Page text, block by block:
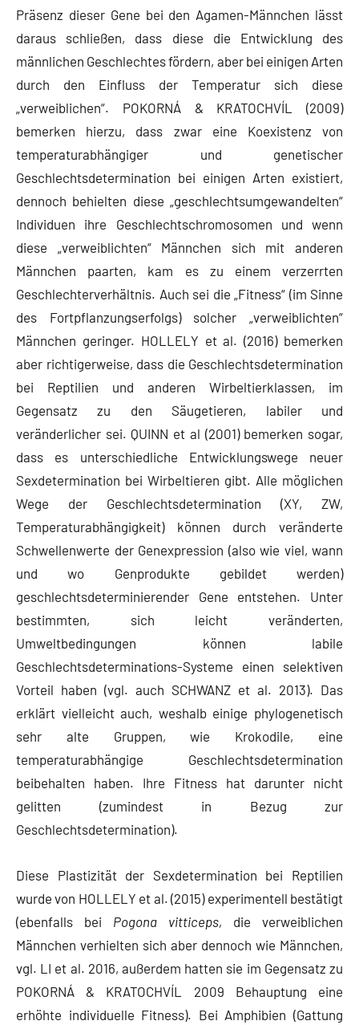
Präsenz dieser Gene bei den Agamen-Männchen lässt
daraus schließen, dass diese die Entwicklung des
männlichen Geschlechtes fördern, aber bei einigen Arten
durch den Einfluss der Temperatur sich diese
„verweiblichen“. POKORNÁ & KRATOCHVÍL (2009)
bemerken hierzu, dass zwar eine Koexistenz von
temperaturabhängiger und genetischer
Geschlechtsdetermination bei einigen Arten existiert,
dennoch behielten diese „geschlechtsumgewandelten“
Individuen ihre Geschlechtschromosomen und wenn
diese „verweiblichten“ Männchen sich mit anderen
Männchen paarten, kam es zu einem verzerrten
Geschlechterverhältnis. Auch sei die „Fitness“ (im Sinne
des Fortpflanzungserfolgs) solcher „verweiblichten“
Männchen geringer. HOLLELY et al. (2016) bemerken
aber richtigerweise, dass die Geschlechtsdetermination
bei Reptilien und anderen Wirbeltierklassen, im
Gegensatz zu den Säugetieren, labiler und
veränderlicher sei. QUINN et al (2001) bemerken sogar,
dass es unterschiedliche Entwicklungswege neuer
Sexdetermination bei Wirbeltieren gibt. Alle möglichen
Wege der Geschlechtsdetermination (XY, ZW,
Temperaturabhängigkeit) können durch veränderte
Schwellenwerte der Genexpression (also wie viel, wann
und wo Genprodukte gebildet werden)
geschlechtsdeterminierender Gene entstehen. Unter
bestimmten, sich leicht veränderten,
Umweltbedingungen können labile
Geschlechtsdeterminations-Systeme einen selektiven
Vorteil haben (vgl. auch SCHWANZ et al. 2013). Das
erklärt vielleicht auch, weshalb einige phylogenetisch
sehr alte Gruppen, wie Krokodile, eine
temperaturabhängige Geschlechtsdetermination
beibehalten haben. Ihre Fitness hat darunter nicht
gelitten (zumindest in Bezug zur
Geschlechtsdetermination).
Diese Plastizität der Sexdetermination bei Reptilien
wurde von HOLLELY et al. (2015) experimentell bestätigt
(ebenfalls bei Pogona vitticeps, die verweiblichen
Männchen verhielten sich aber dennoch wie Männchen,
vgl. LI et al. 2016, außerdem hatten sie im Gegensatz zu
POKORNÁ & KRATOCHVÍL 2009 Behauptung eine
erhöhte individuelle Fitness). Bei Amphibien (Gattung